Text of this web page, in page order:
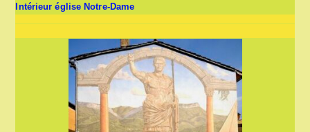
Intérieur église Notre-Dame